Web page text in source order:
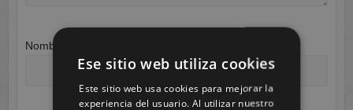
Nombre
Ese sitio web utiliza cookies
Este sitio web usa cookies para mejorar la
experiencia del usuario. Al utilizar nuestro